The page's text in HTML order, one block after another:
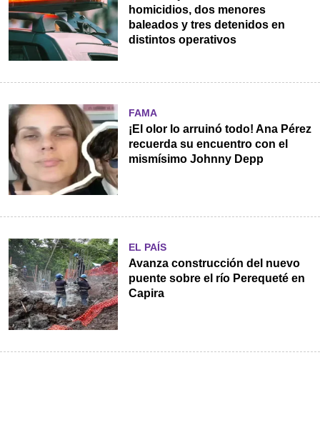
homicidios, dos menores
baleados y tres detenidos en
distintos operativos
FAMA
¡El olor lo arruinó todo! Ana Pérez
recuerda su encuentro con el
mismísimo Johnny Depp
EL PAÍS
Avanza construcción del nuevo
puente sobre el río Perequeté en
Capira